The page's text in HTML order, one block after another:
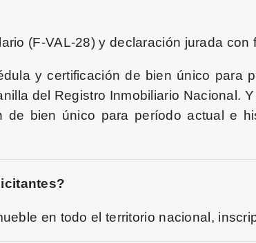
(F-VAL-28) y declaración jurada con
y certificación de bien único para
del Registro Inmobiliario Nacional.
de bien único para período actual e
en todo el territorio nacional,